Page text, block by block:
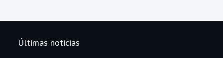
Últimas noticias